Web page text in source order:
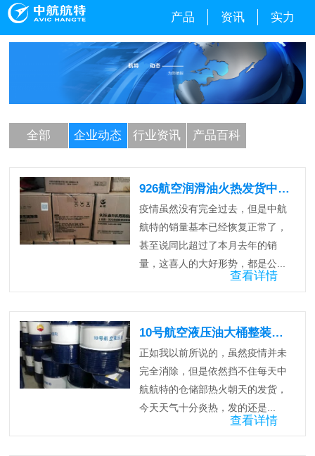
产品 资讯 实力
全部 企业动态 行业资讯 产品百科
926航空润滑油火热发货中…
疫情虽然没有完全过去，但是中航
航特的销量基本已经恢复正常了，
甚至说同比超过了本月去年的销
量，这喜人的大好形势，都是公...
查看详情
10号航空液压油大桶整装待发
正如我以前所说的，虽然疫情并未
完全消除，但是依然挡不住每天中
航航特的仓储部热火朝天的发货，
今天天气十分炎热，发的还是...
查看详情